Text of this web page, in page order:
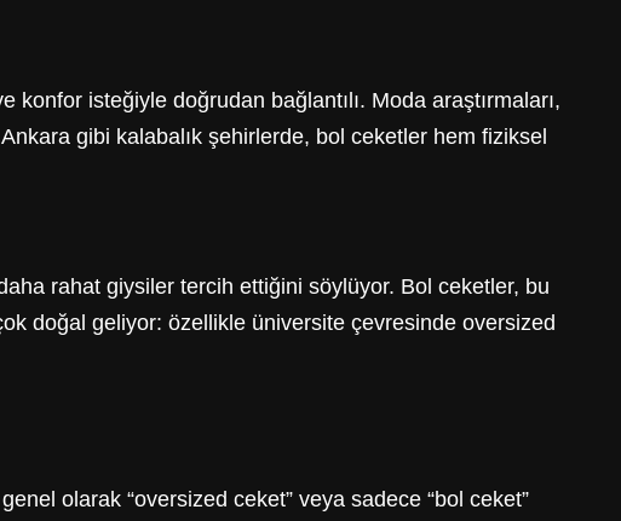
isteğiyle doğrudan bağlantılı. Moda araştırmaları,
gibi kalabalık şehirlerde, bol ceketler hem fiziksel
rahat giysiler tercih ettiğini söylüyor. Bol ceketler, bu
doğal geliyor: özellikle üniversite çevresinde oversized
olarak “oversized ceket” veya sadece “bol ceket”